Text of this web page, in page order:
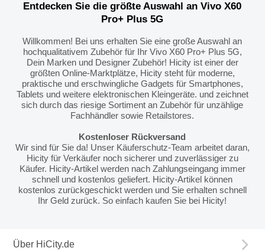
Entdecken Sie die größte Auswahl an Vivo X60
Pro+ Plus 5G
Willkommen! Bei uns erhalten Sie eine große Auswahl an
hochqualitativem Zubehör für Ihr Vivo X60 Pro+ Plus 5G,
Dein Marken und Designer Zubehör! Hicity ist einer der
größten Online-Marktplätze, Hicity steht für moderne,
praktische und erschwingliche Gadgets für Smartphones,
Tablets und weitere elektronischen Kleingeräte. und zeichnet
sich durch das riesige Sortiment an Zubehör für unzählige
Fachhändler sowie Retailstores.
Kostenloser Rückversand
Wir sind für Sie da! Unser Käuferschutz-Team arbeitet daran,
Hicity für Verkäufer noch sicherer und zuverlässiger zu
Käufer. Hicity-Artikel werden nach Zahlungseingang immer
schnell und kostenlos geliefert. Hicity-Artikel können
kostenlos zurückgeschickt werden und Sie erhalten schnell
Ihr Geld zurück. So einfach kaufen Sie bei Hicity!
Über HiCity.de